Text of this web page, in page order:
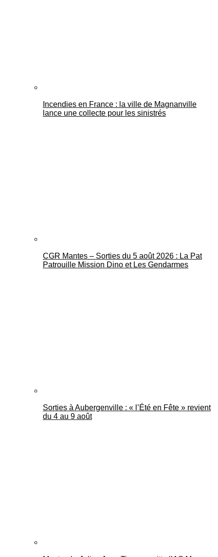
Mantes Actu
Incendies en France : la ville de Magnanville
lance une collecte pour les sinistrés
CGR Mantes – Sorties du 5 août 2026 : La Pat
Patrouille Mission Dino et Les Gendarmes
Sorties à Aubergenville : « l’Été en Fête » revient
du 4 au 9 août